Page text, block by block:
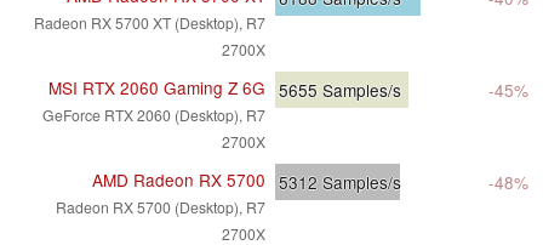
Radeon RX 5700 XT (Desktop), R7
2700X
MSI RTX 2060 Gaming Z 6G
GeForce RTX 2060 (Desktop), R7
2700X
5655 Samples/s -45%
AMD Radeon RX 5700
Radeon RX 5700 (Desktop), R7
2700X
5312 Samples/s -48%